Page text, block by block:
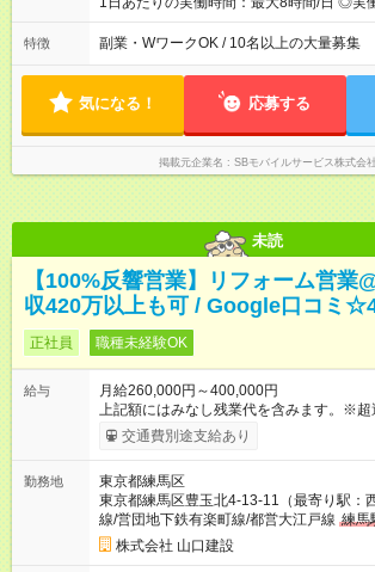
残業は月平均5時間程度です
特徴 副業・WワークOK / 10名以上の大量募集
気になる！ 応募する
掲載元企業名 SBモバイルサービス株式会社
未読
【100%反響営業】リフォーム営業
収420万以上も可 / Google口コミ
正社員 職種未経験OK
給与
月給260,000円～400,000円
上記額にはみなし残業代を含みます。※超
ます。 みなし残業代 51,190円／月 みなし
月給26万円～35万円＋契約歩合＋賞与年
は30時間分（51,190円～）の固定残業代
過分は別途全額支給いたします。 ※ 残業
平均19時間です。 ※試用期間3ヶ月あり（期間中の給与・待遇の
変動はありません） 【昇給・賞与】 年間の粗利額に応じて実
施。頑張りが収入に直結します。 【試用期間】試用期間あり 試
交通費別途支給あり
勤務地
東京都練馬区
東京都練馬区豊玉北4-13-11（最寄り駅：
線/営団地下鉄有楽町線/都営大江戸線 練馬
台駅）
株式会社 山口建設